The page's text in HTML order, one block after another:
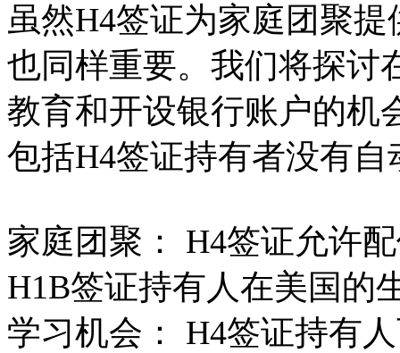
虽然H4签证为家庭团聚
也同样重要。我们将探讨
教育和开设银行账户的机
包括H4签证持有者没有
家庭团聚： H4签证允许
H1B签证持有人在美国的
学习机会： H4签证持有